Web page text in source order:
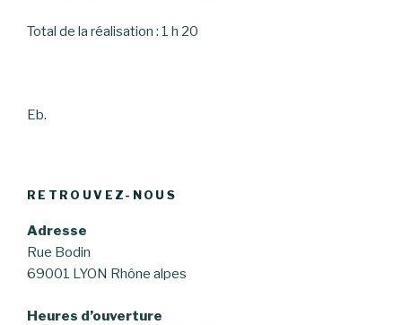
Total de la réalisation : 1 h 20
Eb.
RETROUVEZ-NOUS
Adresse
Rue Bodin
69001 LYON Rhône alpes
Heures d’ouverture